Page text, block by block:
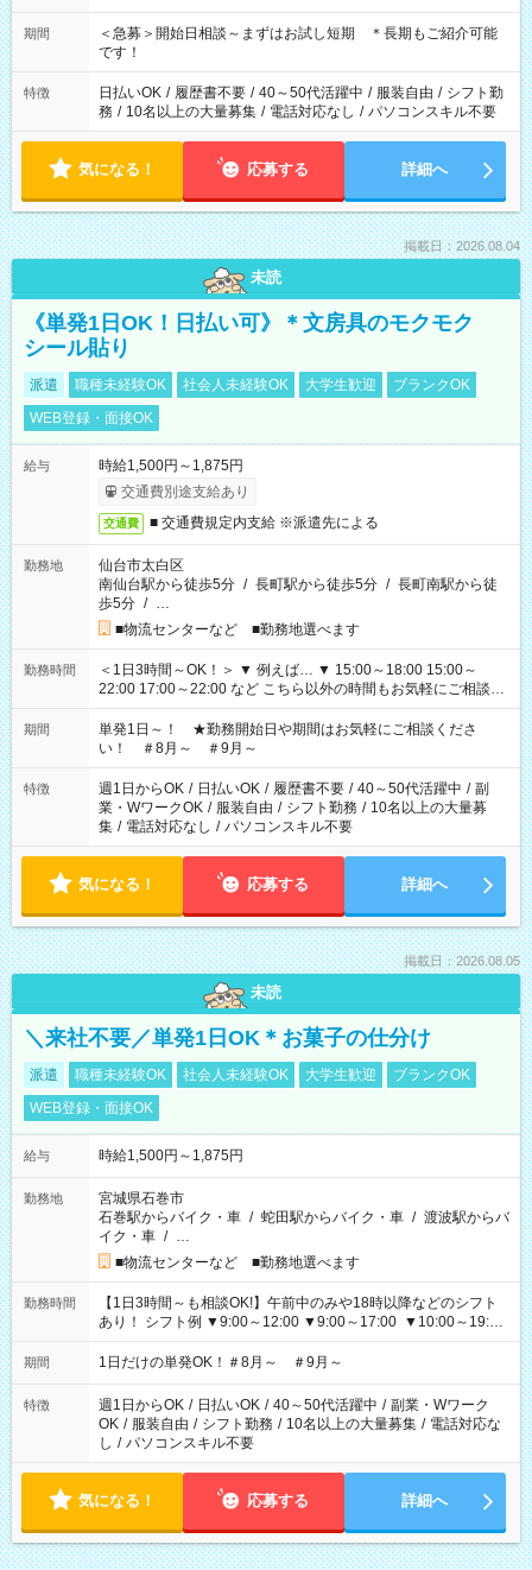
期間
＜急募＞開始日相談～まずはお試し短期 ＊長期もご紹介可能
です！
特徴 日払いOK / 履歴書不要 / 40～50代活躍中 / 服装自由 / シフト勤
務 / 10名以上の大量募集 / 電話対応なし / パソコンスキル不要
気になる！ 応募する 詳細へ
掲載日：2026.08.04
未読
《単発1日OK！日払い可》＊文房具のモクモク
シール貼り
派遣 職種未経験OK 社会人未経験OK 大学生歓迎
ブランクOK
WEB登録・面接OK
給与
時給1,500円～1,875円
交通費別途支給あり
交通費 ■ 交通費規定内支給 ※派遣先による
勤務地
仙台市太白区
南仙台駅から徒歩5分 / 長町駅から徒歩5分 / 長町南駅から徒
歩5分 / …
■物流センターなど ■勤務地選べます
勤務時間
＜1日3時間～OK！＞ ▼ 例えば… ▼ 15:00～18:00 15:00～
22:00 17:00～22:00 など こちら以外の時間もお気軽にご相談く
ださい！
期間
単発1日～！ ★勤務開始日や期間はお気軽にご相談くださ
い！ ＃8月～ ＃9月～
特徴 週1日からOK / 日払いOK / 履歴書不要 / 40～50代活躍中 / 副
業・WワークOK / 服装自由 / シフト勤務 / 10名以上の大量募
集 / 電話対応なし / パソコンスキル不要
気になる！ 応募する 詳細へ
掲載日：2026.08.05
未読
＼来社不要／単発1日OK＊お菓子の仕分け
派遣 職種未経験OK 社会人未経験OK 大学生歓迎
ブランクOK
WEB登録・面接OK
給与 時給1,500円～1,875円
勤務地
宮城県石巻市
石巻駅からバイク・車 / 蛇田駅からバイク・車 / 渡波駅からバ
イク・車 / …
■物流センターなど ■勤務地選べます
勤務時間
【1日3時間～も相談OK!】午前中のみや18時以降などのシフト
あり！ シフト例 ▼9:00～12:00 ▼9:00～17:00 ▼10:00～19:00
▼18:00～21:00
期間 1日だけの単発OK！＃8月～ ＃9月～
特徴 週1日からOK / 日払いOK / 40～50代活躍中 / 副業・Wワーク
OK / 服装自由 / シフト勤務 / 10名以上の大量募集 / 電話対応な
し / パソコンスキル不要
気になる！ 応募する 詳細へ